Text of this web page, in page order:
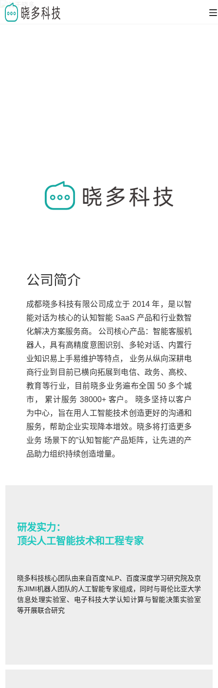
公司简介
成都晓多科技有限公司成立于 2014 年，是以智
能对话为核心的认知智能 SaaS 产品和行业数智
化解决方案服务商。 公司核心产品：智能客服机
器人，具有高精度意图识别、多轮对话、内置行
业知识易上手易维护等特点， 业务从纵向深耕电
商行业到目前已横向拓展到电信、政务、高校、
教育等行业，目前晓多业务遍布全国 50 多个城
市， 累计服务 38000+ 客户。 晓多坚持以客户
为中心，旨在用人工智能技术创造更好的沟通和
服务，帮助企业实现降本增效。晓多将打造更多
业务 场景下的”认知智能”产品矩阵，让先进的产
品助力组织持续创造增量。
研发实力：
顶尖人工智能技术和工程专家
晓多科技核心团队由来自百度NLP、百度深度学习研究院及京
东JIMI机器人团队的人工智能专家组成，同时与哥伦比亚大学
信息处理实验室、电子科技大学认知计算与智能决策实验室
等开展联合研究